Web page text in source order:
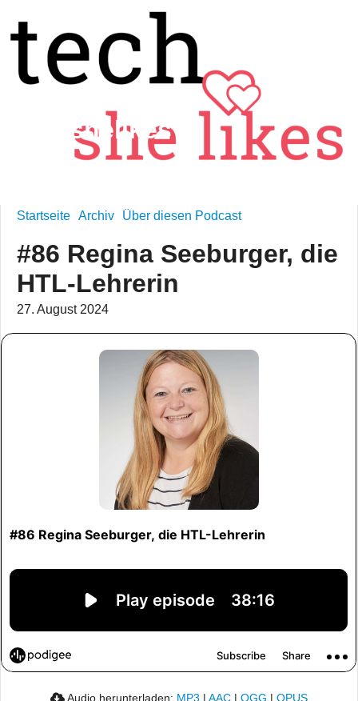
techshelikes
Startseite Archiv Über diesen Podcast
#86 Regina Seeburger, die
HTL-Lehrerin
27. August 2024
Audio herunterladen: MP3 | AAC | OGG | OPUS